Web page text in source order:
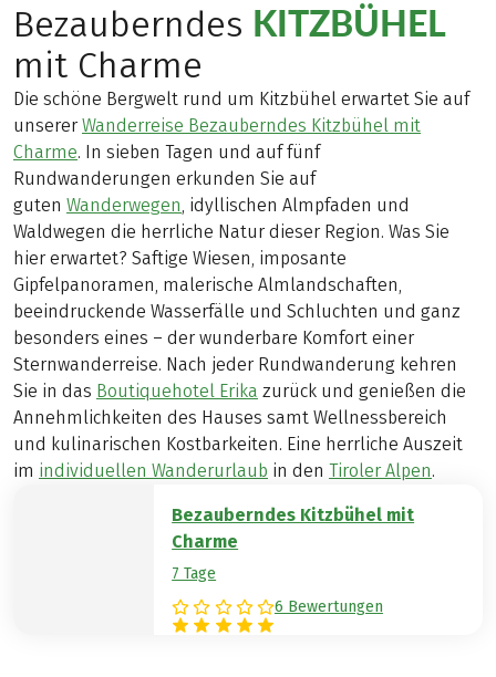
Bezauberndes KITZBÜHEL
mit Charme
Die schöne Bergwelt rund um Kitzbühel erwartet Sie auf
unserer Wanderreise Bezauberndes Kitzbühel mit
Charme. In sieben Tagen und auf fünf
Rundwanderungen erkunden Sie auf
guten Wanderwegen, idyllischen Almpfaden und
Waldwegen die herrliche Natur dieser Region. Was Sie
hier erwartet? Saftige Wiesen, imposante
Gipfelpanoramen, malerische Almlandschaften,
beeindruckende Wasserfälle und Schluchten und ganz
besonders eines – der wunderbare Komfort einer
Sternwanderreise. Nach jeder Rundwanderung kehren
Sie in das Boutiquehotel Erika zurück und genießen die
Annehmlichkeiten des Hauses samt Wellnessbereich
und kulinarischen Kostbarkeiten. Eine herrliche Auszeit
im individuellen Wanderurlaub in den Tiroler Alpen.
Bezauberndes Kitzbühel mit
Charme
7 Tage
6 Bewertungen